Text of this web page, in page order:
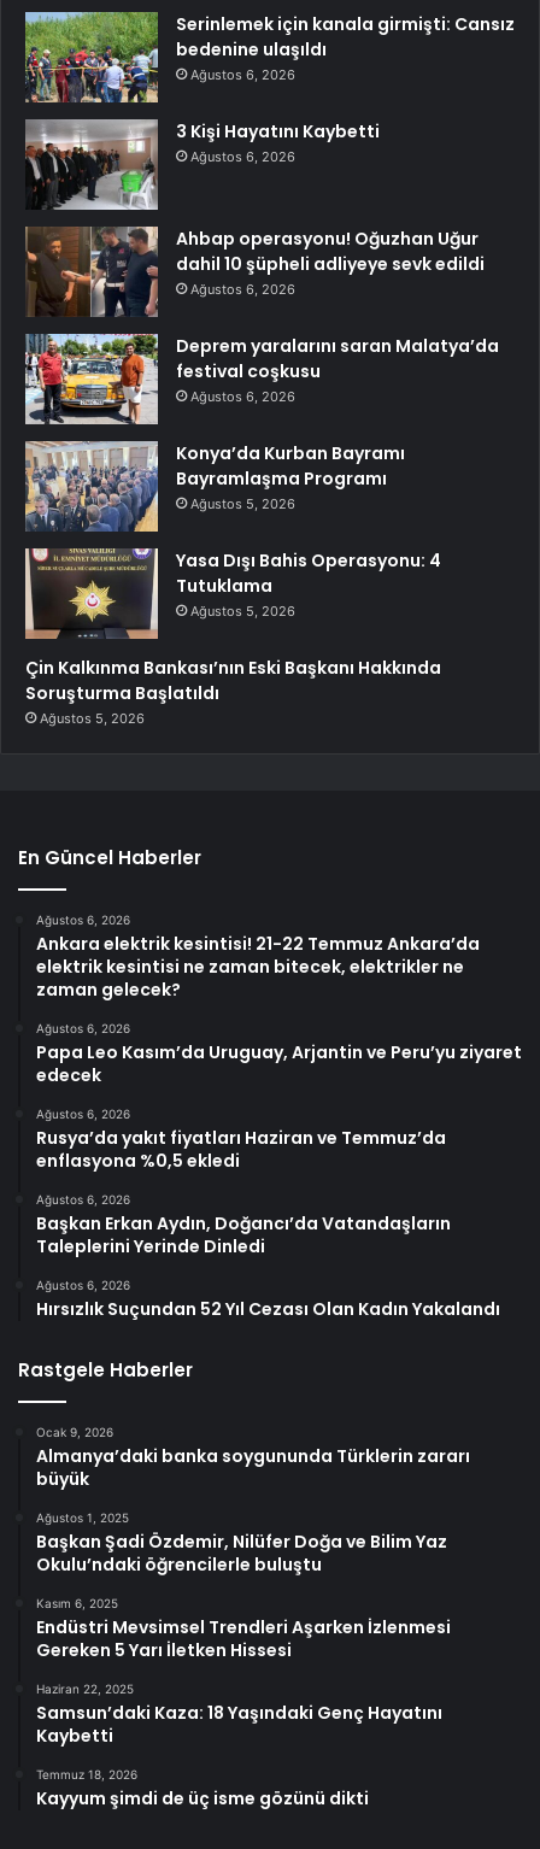
Serinlemek için kanala girmişti: Cansız
bedenine ulaşıldı
Ağustos 6, 2026
3 Kişi Hayatını Kaybetti
Ağustos 6, 2026
Ahbap operasyonu! Oğuzhan Uğur
dahil 10 şüpheli adliyeye sevk edildi
Ağustos 6, 2026
Deprem yaralarını saran Malatya’da
festival coşkusu
Ağustos 6, 2026
Konya’da Kurban Bayramı
Bayramlaşma Programı
Ağustos 5, 2026
Yasa Dışı Bahis Operasyonu: 4
Tutuklama
Ağustos 5, 2026
Çin Kalkınma Bankası’nın Eski Başkanı Hakkında
Soruşturma Başlatıldı
Ağustos 5, 2026
En Güncel Haberler
Ağustos 6, 2026
Ankara elektrik kesintisi! 21-22 Temmuz Ankara’da
elektrik kesintisi ne zaman bitecek, elektrikler ne
zaman gelecek?
Ağustos 6, 2026
Papa Leo Kasım’da Uruguay, Arjantin ve Peru’yu ziyaret
edecek
Ağustos 6, 2026
Rusya’da yakıt fiyatları Haziran ve Temmuz’da
enflasyona %0,5 ekledi
Ağustos 6, 2026
Başkan Erkan Aydın, Doğancı’da Vatandaşların
Taleplerini Yerinde Dinledi
Ağustos 6, 2026
Hırsızlık Suçundan 52 Yıl Cezası Olan Kadın Yakalandı
Rastgele Haberler
Ocak 9, 2026
Almanya’daki banka soygununda Türklerin zararı
büyük
Ağustos 1, 2025
Başkan Şadi Özdemir, Nilüfer Doğa ve Bilim Yaz
Okulu’ndaki öğrencilerle buluştu
Kasım 6, 2025
Endüstri Mevsimsel Trendleri Aşarken İzlenmesi
Gereken 5 Yarı İletken Hissesi
Haziran 22, 2025
Samsun’daki Kaza: 18 Yaşındaki Genç Hayatını
Kaybetti
Temmuz 18, 2026
Kayyum şimdi de üç isme gözünü dikti